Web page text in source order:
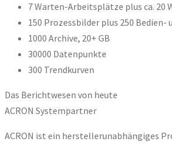
7 Warten-Arbeitsplätze plus ca. 20
150 Prozessbilder plus 250
1000 Archive, 20+ GB
30000 Datenpunkte
300 Trendkurven
Das Berichtwesen von heute
ACRON Systempartner
ACRON ist ein herstellerunabhängiges